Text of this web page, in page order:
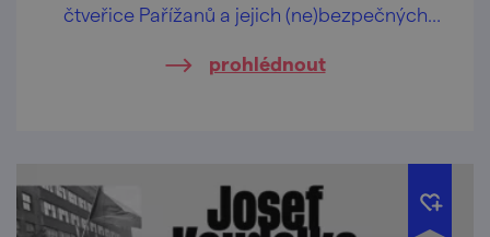
čtveřice Pařížanů a jejich (ne)bezpečných
prohlédnout